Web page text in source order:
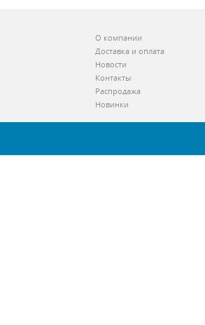
О компании
Доставка и оплата
Новости
Контакты
Распродажа
Новинки